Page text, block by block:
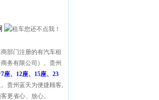
部门注册的有汽车租
务有限公司）。贵州
7座、12座、15座、23
贵州蓝天为便捷顾客,
更省心、放心。